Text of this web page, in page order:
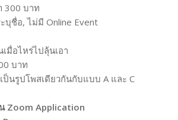
300 บาท
บุชื่อ, ไม่มี Online Event
มื่อไหร่ไปลุ้นเอา
บาท
ป็นรูปโพสเดียวกันกับแบบ A และ C
น Zoom Application